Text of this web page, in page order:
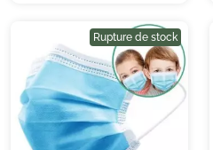
Rupture de stock